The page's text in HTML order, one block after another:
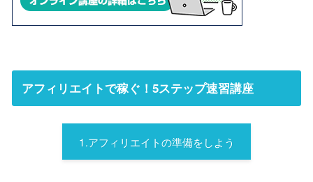
アフィリエイトで稼ぐ！5ステップ速習講座
1.アフィリエイトの準備をしよう